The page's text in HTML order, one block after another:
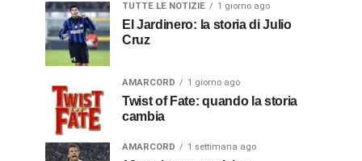
TUTTE LE NOTIZIE 1 giorno ago
El Jardinero: la storia di Julio
Cruz
AMARCORD 1 giorno ago
Twist of Fate: quando la storia
cambia
AMARCORD 1 settimana ago